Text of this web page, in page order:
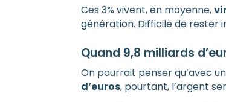
Ces 3% vivent, en moyenne,
génération. Difficile de rester
Quand 9,8 milliards
On pourrait penser qu’avec
d’euros, pourtant, l’argent